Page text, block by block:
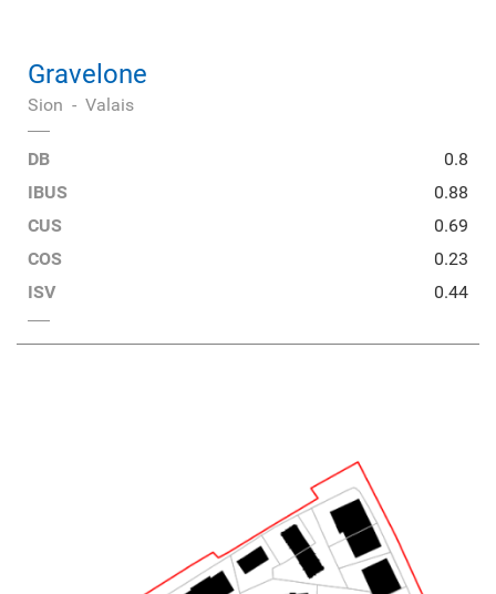
Gravelone
Sion - Valais
DB
0.8
IBUS
0.88
CUS
0.69
COS
0.23
ISV
0.44